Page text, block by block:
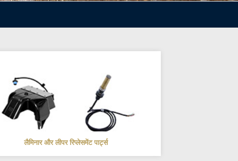
लैमिनार और लीपर रिप्लेसमेंट पार्ट्स